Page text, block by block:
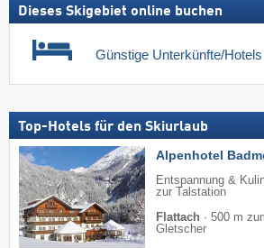
Dieses Skigebiet online buchen
Günstige Unterkünfte/Hotels
Top-Hotels für den Skiurlaub
Alpenhotel
Entspannung &
zur Talstation
Flattach · 500 m
Gletscher